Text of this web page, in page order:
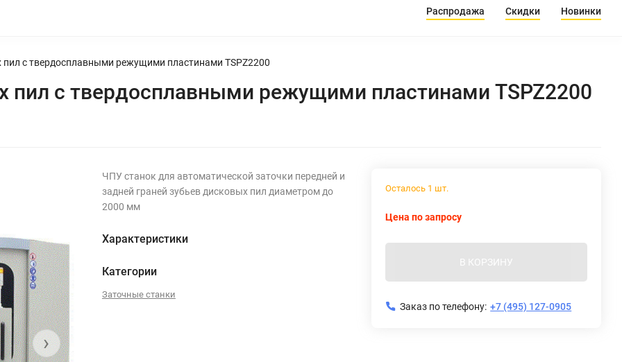
Распродажа Скидки Новинки
пил с твердосплавными режущими пластинами TSPZ2200
пил с твердосплавными режущими пластинами TSPZ2200
›
ЧПУ станок для автоматической заточки передней и
задней граней зубьев дисковых пил диаметром до
2000 мм
Характеристики
Категории
Заточные станки
Осталось 1 шт.
Цена по запросу
В КОРЗИНУ
Заказ по телефону: +7 (495) 127-0905